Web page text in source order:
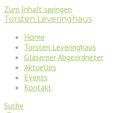
Zum Inhalt springen
Torsten Leveringhaus
Home
Torsten Leveringhaus
Gläserner Abgeordneter
Aktuelles
Events
Kontakt
Suche